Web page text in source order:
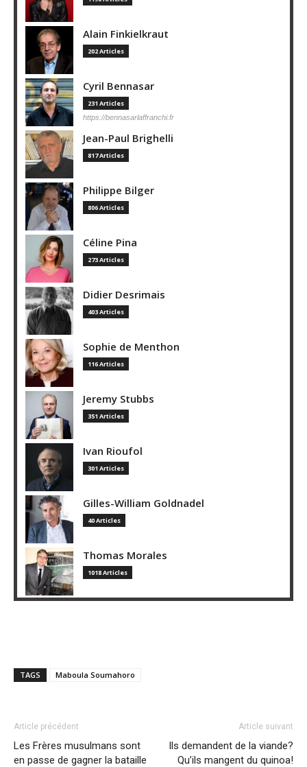
Alain Finkielkraut
202 Articles
Cyril Bennasar
231 Articles
https://bennasarlaffranchi.fr
Jean-Paul Brighelli
817 Articles
Philippe Bilger
806 Articles
Céline Pina
273 Articles
Didier Desrimais
403 Articles
Sophie de Menthon
116 Articles
Jeremy Stubbs
351 Articles
Ivan Rioufol
301 Articles
Gilles-William Goldnadel
40 Articles
Thomas Morales
1018 Articles
TAGS Maboula Soumahoro
Article précédent
Les Frères musulmans sont
en passe de gagner la bataille
Article suivant
Ils demandent de la viande?
Qu’ils mangent du quinoa!